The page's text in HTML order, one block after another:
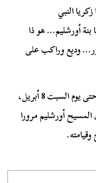
النبي
أورشليم… هو ذا
وديع وراكب على
ويستمر أسبوع الآلام من اليوم الأحد حتى يوم السبت 8 أبريل،
أورشليم مرورا